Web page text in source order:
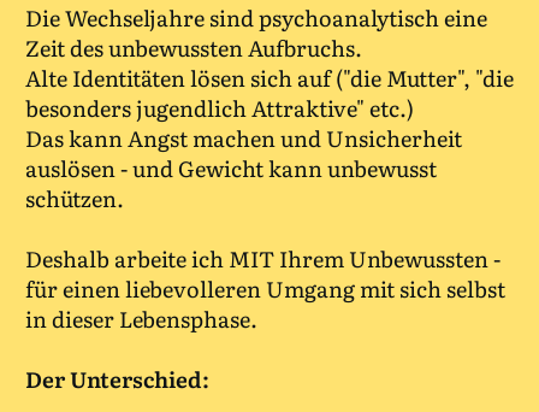
Die Wechseljahre sind psychoanalytisch eine
Zeit des unbewussten Aufbruchs.
Alte Identitäten lösen sich auf ("die Mutter", "die
besonders jugendlich Attraktive" etc.)
Das kann Angst machen und Unsicherheit
auslösen - und Gewicht kann unbewusst
schützen.
Deshalb arbeite ich MIT Ihrem Unbewussten -
für einen liebevolleren Umgang mit sich selbst
in dieser Lebensphase.
Der Unterschied: